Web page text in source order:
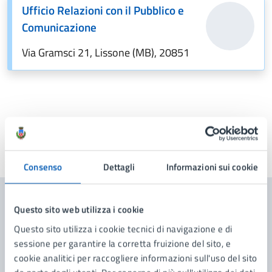
Consenso Dettagli Informazioni sui cookie
Questo sito web utilizza i cookie
Questo sito utilizza i cookie tecnici di navigazione e di
sessione per garantire la corretta fruizione del sito, e
cookie analitici per raccogliere informazioni sull'uso del sito
Ufficio Relazioni con il Pubblico e
Comunicazione
Via Gramsci 21, Lissone (MB), 20851
Contenuti correlati
Amministrazione